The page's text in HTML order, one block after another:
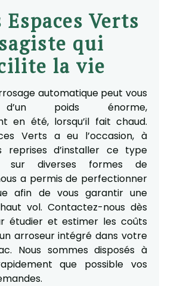
Espaces Verts
qui
la vie
automatique peut vous
d’un poids énorme,
en été, lorsqu’il fait chaud.
Verts a eu l’occasion, à
reprises d’installer ce type
sur diverses formes de
a permis de perfectionner
afin de vous garantir une
vol. Contactez-nous dès
étudier et estimer les coûts
arroseur intégré dans votre
Nous sommes disposés à
que possible vos